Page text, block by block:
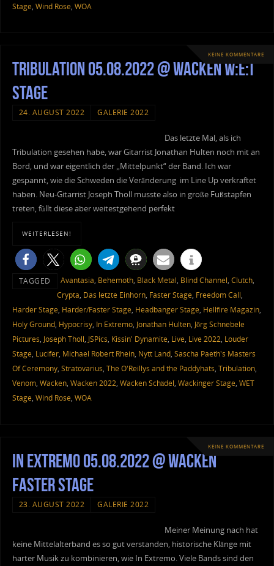
Stage, Wind Rose, WOA
KEINE KOMMENTARE
Tribulation 05.08.2022 @ Wacken W:E:T
Stage
24. AUGUST 2022 GALERIE 2022
Das letzte Mal, als ich
Tribulation gesehen habe, war Gitarrist Jonathan Hulten noch mit an
Bord, und war eigentlich der „Mittelpunkt“ der Band. Ich war
gespannt, wie die Schweden die Veränderung im Line Up verkraftet
haben. Neu-Gitarrist Joseph Tholl musste also in große Fußstapfen
treten, füllt diese aber weitestgehend perfekt
WEITERLESEN!
TAGGED Avantasia, Behemoth, Black Metal, Blind Channel, Clutch,
Crypta, Das letzte Einhorn, Faster Stage, Freedom Call,
Harder Stage, Harder/Faster Stage, Headbanger Stage, Hellfire Magazin,
Holy Ground, Hypocrisy, In Extremo, Jonathan Hulten, Jörg Schnebele
Pictures, Joseph Tholl, JSPics, Kissin' Dynamite, Live, Live 2022, Louder
Stage, Lucifer, Michael Robert Rhein, Nytt Land, Sascha Paeth's Masters
Of Ceremony, Stratovarius, The O'Reillys and the Paddyhats, Tribulation,
Venom, Wacken, Wacken 2022, Wacken Schädel, Wackinger Stage, WET
Stage, Wind Rose, WOA
KEINE KOMMENTARE
In Extremo 05.08.2022 @ Wacken
Faster Stage
23. AUGUST 2022 GALERIE 2022
Meiner Meinung nach hat
keine Mittelalterband es so gut verstanden, historische Klänge mit
harter Musik zu kombinieren, wie In Extremo. Viele Bands sind den